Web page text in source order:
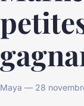
Maya — 28